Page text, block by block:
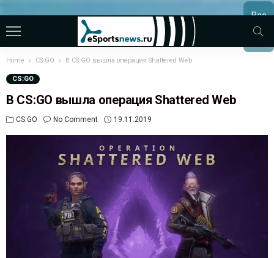
Все
МАТЧИ
Home CS:GO В CS:GO вышла операция Shattered Web
CS:GO
В CS:GO вышла операция Shattered Web
CS:GO No Comment 19.11.2019